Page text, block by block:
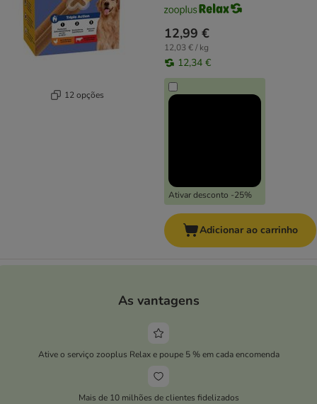
12 opções
12,99 €
12,03 € / kg
12,34 €
Ativar desconto -25%
Adicionar ao carrinho
As vantagens
Ative o serviço zooplus Relax e poupe 5 % em cada encomenda
Mais de 10 milhões de clientes fidelizados